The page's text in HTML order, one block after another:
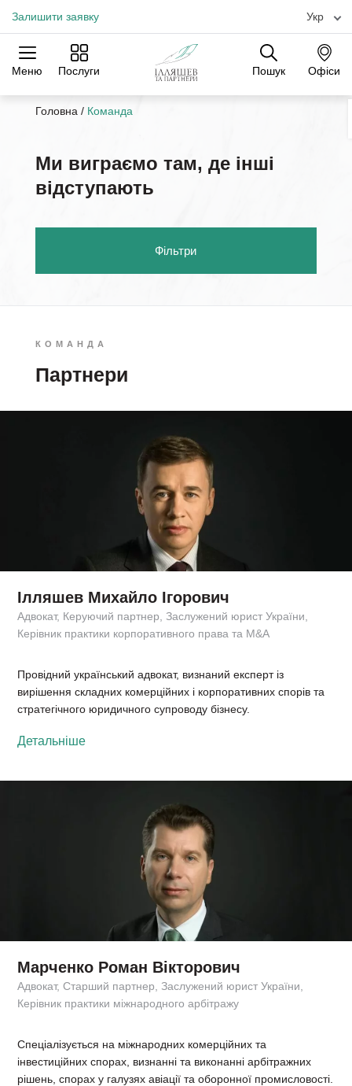
Залишити заявку Укр
Меню Послуги Пошук Офіси
Практики Галузі
Офіси
Головна / Команда
Ми виграємо там, де інші
відступають
Фільтри
КОМАНДА
Партнери
Ілляшев Михайло Ігорович
Адвокат, Керуючий партнер, Заслужений юрист України,
Керівник практики корпоративного права та M&A
Провідний український адвокат, визнаний експерт із
вирішення складних комерційних і корпоративних спорів та
стратегічного юридичного супроводу бізнесу.
Детальніше
Марченко Роман Вікторович
Адвокат, Старший партнер, Заслужений юрист України,
Керівник практики міжнародного арбітражу
Спеціалізується на міжнародних комерційних та
інвестиційних спорах, визнанні та виконанні арбітражних
рішень, спорах у галузях авіації та оборонної промисловості.